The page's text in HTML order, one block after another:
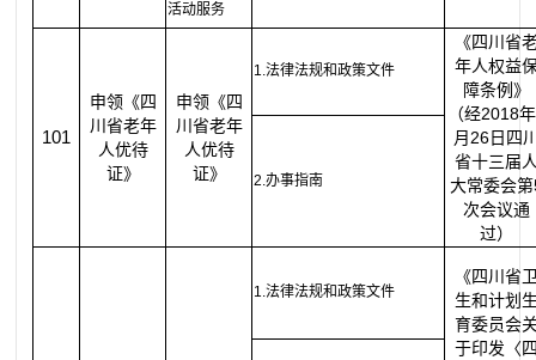
活动服务
101
申领《四
川省老年
人优待
证》
申领《四
川省老年
人优待
证》
1.法律法规和政策文件
《四川省
年人权益
障条例》
（经2018
月26日四
省十三届
大常委会
次会议通
过）
2.办事指南
1.法律法规和政策文件
《四川省
生和计划
育委员会
于印发〈